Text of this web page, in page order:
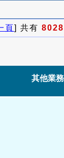
頁] 共有 8028
其他業務